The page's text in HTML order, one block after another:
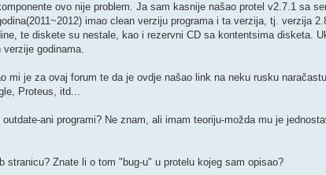
ovo nije problem. Ja sam kasnije našao protel v2.7.1 sa
imao clean verziju programa i ta verzija, tj. verzija
te diskete su nestale, kao i rezervni CD sa kontentsima disketa.
godinama.
mi je za ovaj forum te da je ovdje našao link na neku rusku
Proteus, itd...
ani programi? Ne znam, ali imam teoriju-možda mu je
Znate li o tom "bug-u" u protelu kojeg sam opisao?